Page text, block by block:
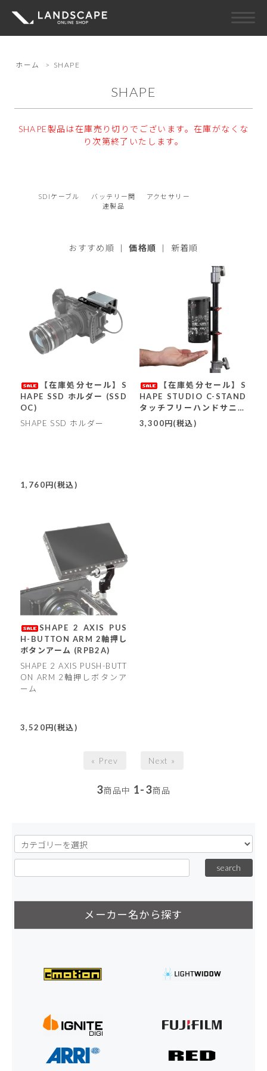
ホーム > SHAPE
SHAPE
SHAPE製品は在庫売り切りでございます。在庫がなくな
り次第終了いたします。
SDIケーブル
バッテリー関
連製品
アクセサリー
おすすめ順 |価格順 | 新着順
【在庫処分セール】S
HAPE SSD ホルダー (SSD
OC)
SHAPE SSD ホルダー
1,760円(税込)
【在庫処分セール】S
HAPE STUDIO C-STAND
タッチフリーハンドサニタ
イザー (SCSTZ)
3,300円(税込)
SHAPE 2 AXIS PUS
H-BUTTON ARM 2軸押し
ボタンアーム (RPB2A)
SHAPE 2 AXIS PUSH-BUTT
ON ARM 2軸押しボタンア
ーム
3,520円(税込)
« Prev Next »
3商品中 1-3商品
メーカー名から探す